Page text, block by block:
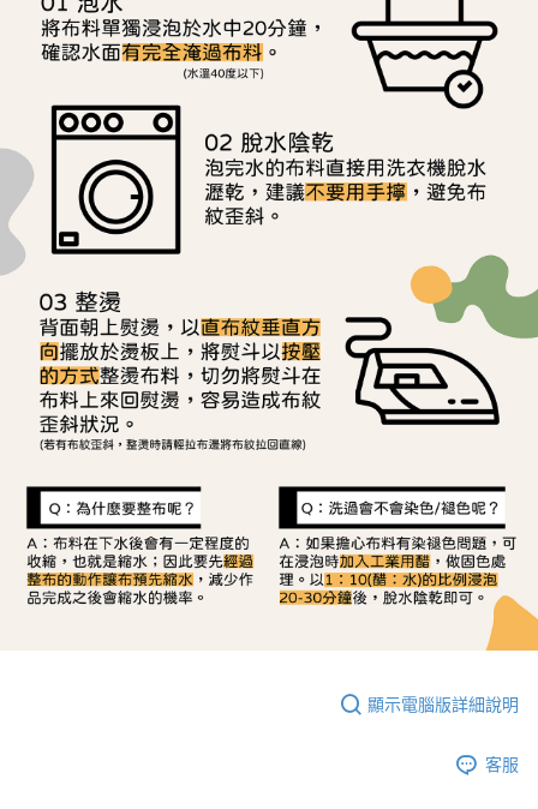
https://aftee.tw/terms/#terms3
３．未成年的使用者請事先徵得法定代理人或監護人之同意方可使用
「AFTEE先享後付」，若未經同意申辦者引起之損失，本公司不負相關責
４．使用「AFTEE先享後付」時，將依據個別帳號之用戶狀況，依本公司即
時審查核予不同之上限額度；若仍有額度不足之情形，本公司將視審查結果
請求用戶進行身份認證。
５．嚴禁一人註冊多個帳號或使用他人資訊註冊。若發現惡意使用之情形，
恩沛科技股份有限公司將有權停止該用戶之使用額度並採取法律行動。
顯示電腦版詳細說明
客服